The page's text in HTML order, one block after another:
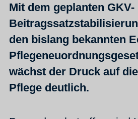
Mit dem geplanten GKV-
den bislang bekannten
wächst der Druck auf
Pflege deutlich.